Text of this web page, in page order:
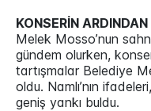
KONSERİN
Melek Mosso’nun
gündem olurken,
tartışmalar Belediye
oldu. Namlı’nın
geniş yankı buldu.